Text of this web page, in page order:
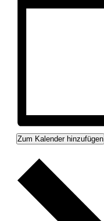
Zum Kalender hinzufügen